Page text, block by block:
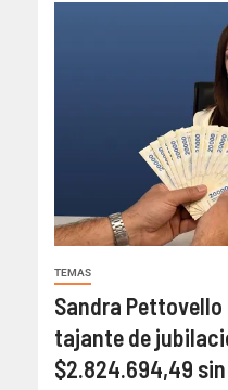
TEMAS
Sandra
tajante de
$2.824.694,49